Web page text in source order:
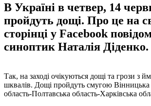
В Україні в четвер, 14
пройдуть дощі. Про це на
сторінці у Facebook
синоптик Наталія Діденко.
Так, на заході очікуються дощі та грози з
шквалів. Дощі пройдуть смугою Вінницька
область-Полтавська область-Харківська